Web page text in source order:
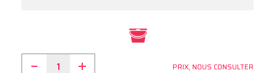
PRIX, NOUS CONSULTER